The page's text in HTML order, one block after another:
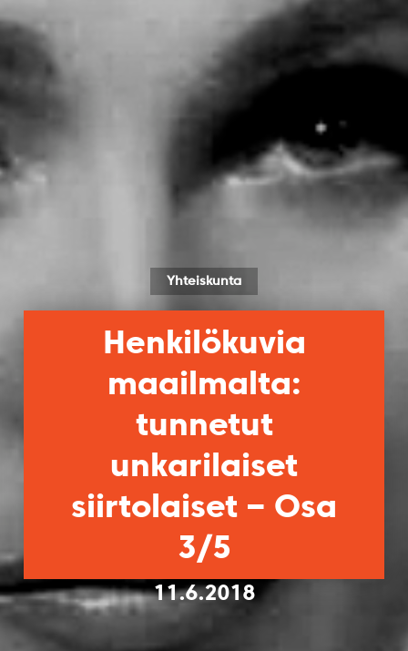
Yhteiskunta
Henkilökuvia
maailmalta:
tunnetut
unkarilaiset
siirtolaiset – Osa
3/5
11.6.2018